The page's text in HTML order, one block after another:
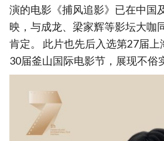
演的电影《捕风追影》已在中国
映，与成龙、梁家辉等影坛大咖
肯定。 此片也先后入选第27届
30届釜山国际电影节，展现不俗